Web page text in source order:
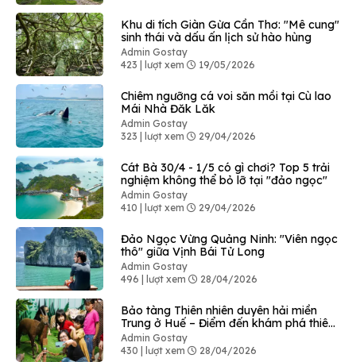
Khu di tích Giàn Gừa Cần Thơ: "Mê cung"
sinh thái và dấu ấn lịch sử hào hùng
Admin Gostay
423 | lượt xem
19/05/2026
Chiêm ngưỡng cá voi săn mồi tại Cù lao
Mái Nhà Đăk Lăk
Admin Gostay
323 | lượt xem
29/04/2026
Cát Bà 30/4 - 1/5 có gì chơi? Top 5 trải
nghiệm không thể bỏ lỡ tại "đảo ngọc"
Admin Gostay
410 | lượt xem
29/04/2026
Đảo Ngọc Vừng Quảng Ninh: "Viên ngọc
thô" giữa Vịnh Bái Tử Long
Admin Gostay
496 | lượt xem
28/04/2026
Bảo tàng Thiên nhiên duyên hải miền
Trung ở Huế – Điểm đến khám phá thiên
nhiên độc đáo
Admin Gostay
430 | lượt xem
28/04/2026